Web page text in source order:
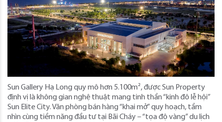
Sun Gallery Hạ Long quy mô hơn 5.100m², được Sun Property
định vị là không gian nghệ thuật mang tinh thần “kinh đô lễ hội”
Sun Elite City. Văn phòng bán hàng “khai mở” quy hoạch, tầm
nhìn cùng tiềm năng đầu tư tại Bãi Cháy – “tọa độ vàng” du lịch